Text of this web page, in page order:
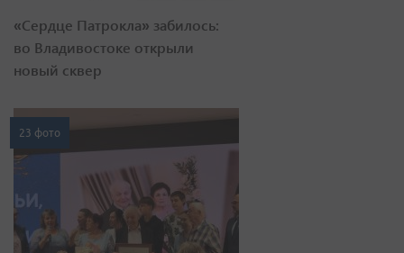
«Сердце Патрокла» забилось:
во Владивостоке открыли
новый сквер
23 фото